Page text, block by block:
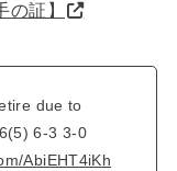
証】
due to
6-3 3-0
AbiEHT4iKh